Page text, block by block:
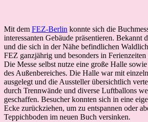
Mit dem FEZ-Berlin konnte sich die
interessanten Gebäude präsentieren. Bekannt
und die sich in der Nähe befindlichen
FEZ ganzjährig und besonders in Ferienzeiten
Die Messe selbst nutze eine große Halle
des Außenbereiches. Die Halle war mit
ausgelegt und die Aussteller übersichtlich
durch Trennwände und diverse Luftballons
geschaffen. Besucher konnten sich in eine
Ecke zurückziehen, um zu entspannen oder
Teppichboden im neuen Buch versinken.